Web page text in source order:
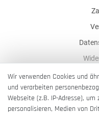
Wir verwenden Cookies und
und verarbeiten
Webseite (z.B. IP-Adresse),
personalisieren, Medien von